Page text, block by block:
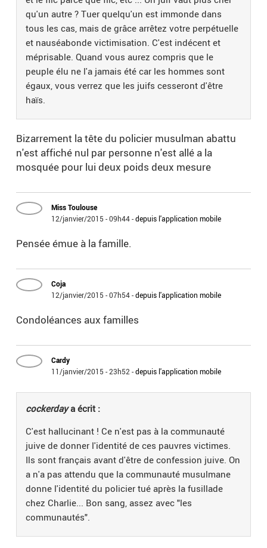
qu'un autre ? Tuer quelqu'un est immonde dans
tous les cas, mais de grâce arrêtez votre perpétuelle
et nauséabonde victimisation. C'est indécent et
méprisable. Quand vous aurez compris que le
peuple élu ne l'a jamais été car les hommes sont
égaux, vous verrez que les juifs cesseront d'être
haïs.
Bizarrement la tête du policier musulman abattu
n'est affiché nul par personne n'est allé a la
mosquée pour lui deux poids deux mesure
Miss Toulouse
12/janvier/2015 - 09h44-depuis l'application mobile
Pensée émue à la famille.
Coja
12/janvier/2015 - 07h54-depuis l'application mobile
Condoléances aux familles
Cardy
11/janvier/2015 - 23h52-depuis l'application mobile
cockerdaya écrit :
C'est hallucinant ! Ce n'est pas à la communauté
juive de donner l'identité de ces pauvres victimes.
Ils sont français avant d'être de confession juive. On
a n'a pas attendu que la communauté musulmane
donne l'identité du policier tué après la fusillade
chez Charlie... Bon sang, assez avec "les
communautés".